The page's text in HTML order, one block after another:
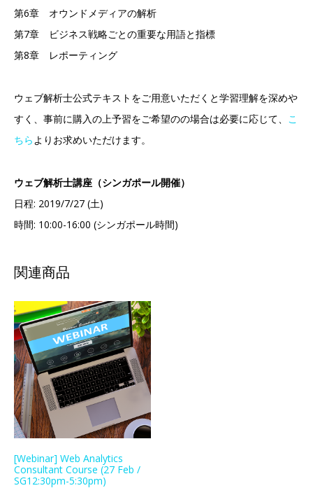
第6章 オウンドメディアの解析
第7章 ビジネス戦略ごとの重要な用語と指標
第8章 レポーティング
ウェブ解析士公式テキストをご用意いただくと学習理解を深めや
すく、事前に購入の上予習をご希望のの場合は必要に応じて、 こ
ちらよりお求めいただけます。
ウェブ解析士講座（シンガポール開催）
日程: 2019/7/27 (土)
時間: 10:00-16:00 (シンガポール時間)
関連商品
[Webinar] Web Analytics
Consultant Course (27 Feb /
SG12:30pm-5:30pm)